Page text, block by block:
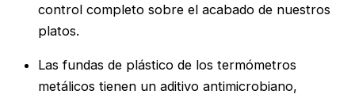
control completo sobre el acabado de nuestros
platos.
Las fundas de plástico de los termómetros
metálicos tienen un aditivo antimicrobiano,